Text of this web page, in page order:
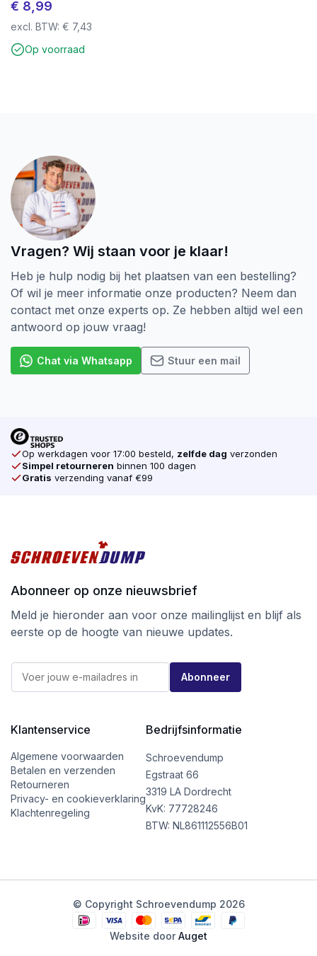
€ 8,99
excl. BTW: € 7,43
Op voorraad
Vragen? Wij staan voor je klaar!
Heb je hulp nodig bij het plaatsen van een bestelling?
Of wil je meer informatie onze producten? Neem dan
contact met onze experts op. Ze hebben altijd wel een
antwoord op jouw vraag!
Chat via Whatsapp Stuur een mail
Op werkdagen voor 17:00 besteld, zelfde dag verzonden
Simpel retourneren binnen 100 dagen
Gratis verzending vanaf €99
Abonneer op onze nieuwsbrief
Meld je hieronder aan voor onze mailinglijst en blijf als
eerste op de hoogte van nieuwe updates.
m
l
-
m
a
i
l
E
m
l
Abonneer
Klantenservice
Algemene voorwaarden
Betalen en verzenden
Retourneren
Privacy- en cookieverklaring
Klachtenregeling
Bedrijfsinformatie
Schroevendump
Egstraat 66
3319 LA Dordrecht
KvK: 77728246
BTW: NL861112556B01
© Copyright Schroevendump 2026
Website doorAuget